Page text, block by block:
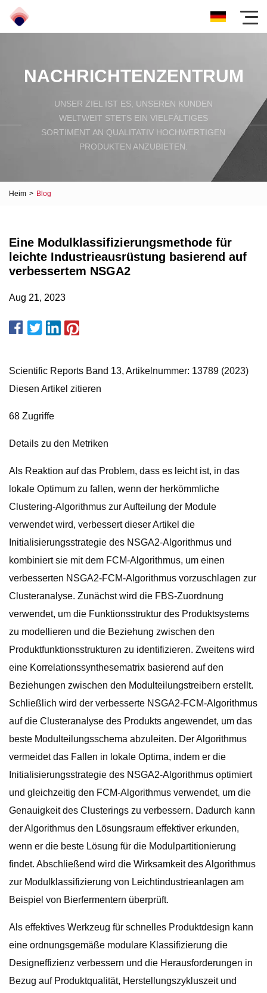
NACHRICHTENZENTRUM
UNSER ZIEL IST ES, UNSEREN KUNDEN
WELTWEIT STETS EIN VIELFÄLTIGES
SORTIMENT AN QUALITATIV HOCHWERTIGEN
PRODUKTEN ANZUBIETEN.
Heim > Blog
Eine Modulklassifizierungsmethode für
leichte Industrieausrüstung basierend auf
verbessertem NSGA2
Aug 21, 2023
Scientific Reports Band 13, Artikelnummer: 13789 (2023)
Diesen Artikel zitieren
68 Zugriffe
Details zu den Metriken
Als Reaktion auf das Problem, dass es leicht ist, in das
lokale Optimum zu fallen, wenn der herkömmliche
Clustering-Algorithmus zur Aufteilung der Module
verwendet wird, verbessert dieser Artikel die
Initialisierungsstrategie des NSGA2-Algorithmus und
kombiniert sie mit dem FCM-Algorithmus, um einen
verbesserten NSGA2-FCM-Algorithmus vorzuschlagen zur
Clusteranalyse. Zunächst wird die FBS-Zuordnung
verwendet, um die Funktionsstruktur des Produktsystems
zu modellieren und die Beziehung zwischen den
Produktfunktionsstrukturen zu identifizieren. Zweitens wird
eine Korrelationssynthesematrix basierend auf den
Beziehungen zwischen den Modulteilungstreibern erstellt.
Schließlich wird der verbesserte NSGA2-FCM-Algorithmus
auf die Clusteranalyse des Produkts angewendet, um das
beste Modulteilungsschema abzuleiten. Der Algorithmus
vermeidet das Fallen in lokale Optima, indem er die
Initialisierungsstrategie des NSGA2-Algorithmus optimiert
und gleichzeitig den FCM-Algorithmus verwendet, um die
Genauigkeit des Clusterings zu verbessern. Dadurch kann
der Algorithmus den Lösungsraum effektiver erkunden,
wenn er die beste Lösung für die Modulpartitionierung
findet. Abschließend wird die Wirksamkeit des Algorithmus
zur Modulklassifizierung von Leichtindustrieanlagen am
Beispiel von Bierfermentern überprüft.
Als effektives Werkzeug für schnelles Produktdesign kann
eine ordnungsgemäße modulare Klassifizierung die
Designeffizienz verbessern und die Herausforderungen in
Bezug auf Produktqualität, Herstellungszykluszeit und